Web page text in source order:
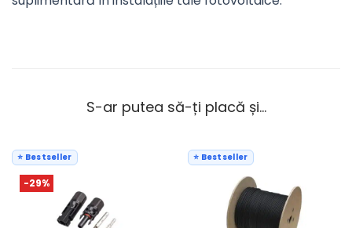
S-ar putea să-ți placă și…
⭐ Bestseller
-29%
⭐ Bestseller